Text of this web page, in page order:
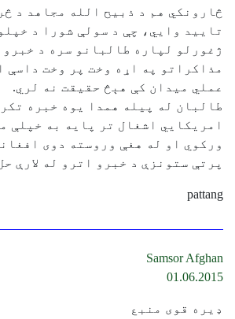
څارونکي هم د ذبيح الله مجاهد د
تاييد وايي، چې د سولې شورا د
ژغورلو لپاره طالبانو سره د خبرو
مذاکراتو په اړه وخت پر وخت داسې
عملي ميدان کې هېڅ حقيقت نه لري.
طالبان له پيله همدا يوه خبره
امريکايي اشغال تر پايه به خپلې
ورکوي او له هغې وروسته دوی
پرتې ستونزې د خبرو اترو له لارې
pattang
Samsor Afghan
01.06.2015
ډیره قوی منبع